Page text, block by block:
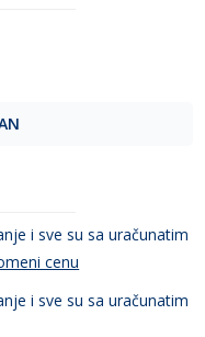
i sve su sa uračunatim
cenu
i sve su sa uračunatim